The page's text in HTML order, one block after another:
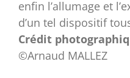
enfin l’allumage et
d’un tel dispositif
Crédit
©Arnaud MALLEZ